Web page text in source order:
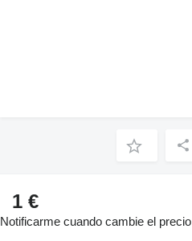
1 €
Notificarme cuando cambie el precio